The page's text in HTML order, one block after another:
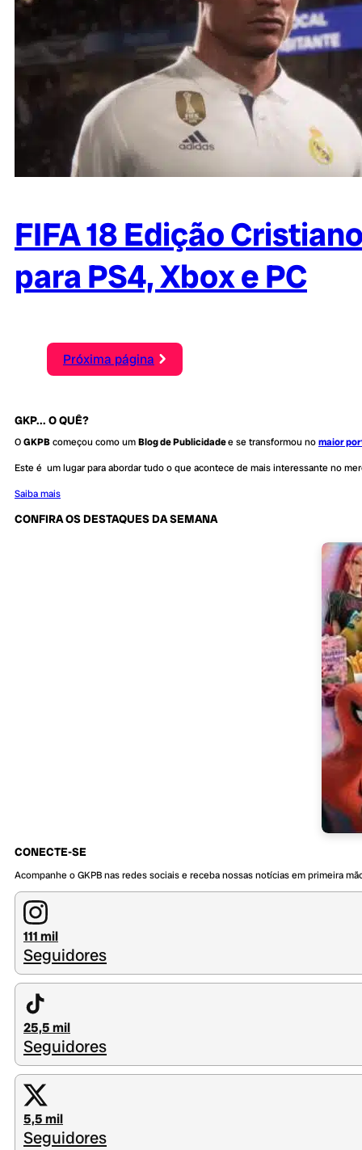
FIFA 18 Edição
para PS4, Xbox e PC
Próxima página
GKP... O QUÊ?
OGKPBcomeçou como umBlog de Publicidadee se transformou nomaior
Este é um lugar para abordar tudo o que acontece de mais interessante no
Saiba mais
CONFIRA OS DESTAQUES DA SEMANA
CONECTE-SE
Acompanhe o GKPB nas redes sociais e receba nossas notícias em primeira
111 mil
Seguidores
25,5 mil
Seguidores
5,5 mil
Seguidores